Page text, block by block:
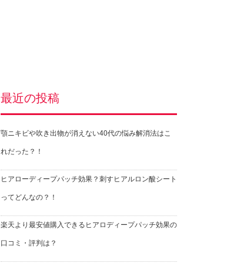
最近の投稿
顎ニキビや吹き出物が消えない40代の悩み解消法はこ
れだった？！
ヒアローディープパッチ効果？刺すヒアルロン酸シート
ってどんなの？！
楽天より最安値購入できるヒアロディープパッチ効果の
口コミ・評判は？